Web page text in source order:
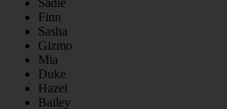
Sadie
Finn
Sasha
Gizmo
Mia
Duke
Hazel
Bailey